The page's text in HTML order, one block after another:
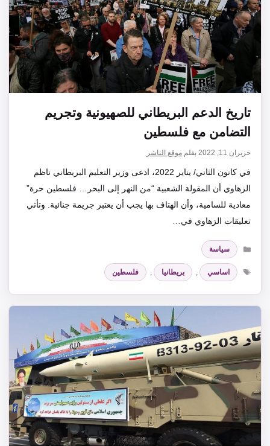
تاريخ الدعم البريطاني للصهيونية وتجريم
التضامن مع فلسطين
حزيران 11, 2022 بقلم موقع الناشر
في كانون الثاني/ يناير 2022، ادعى وزير التعليم البريطاني ناظم
الزهاوي أن المقولة الشعبية “من النهر إلى البحر… فلسطين حرة”
معادية للسامية، وأن الهتاف بها يجب أن يعتبر جريمة جنائية. وتأتي
تعليقات الزهاوي في…
التصنيفات
سياسة
الوسوم
اساسي , بريطانيا , فلسطين